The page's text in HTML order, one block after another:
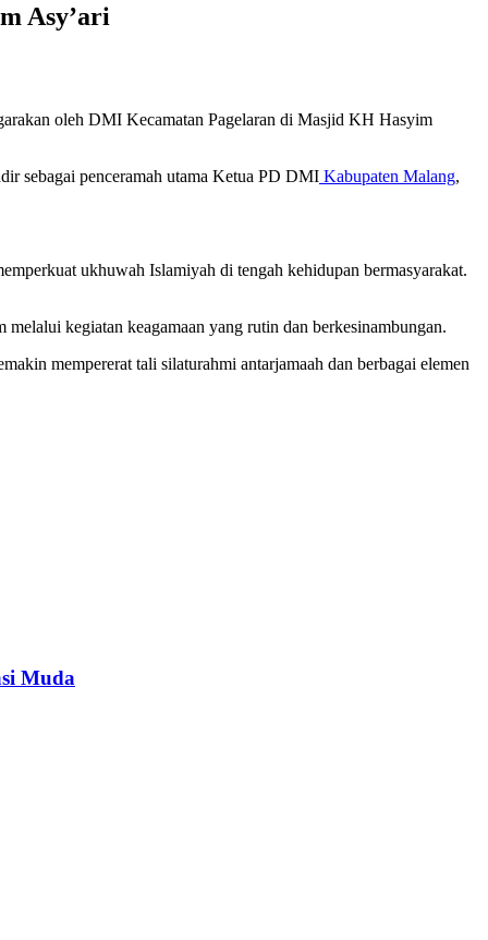
Asy’ari
oleh DMI Kecamatan Pagelaran di Masjid KH Hasyim
sebagai penceramah utama Ketua PD DMI Kabupaten Malang,
ukhuwah Islamiyah di tengah kehidupan bermasyarakat.
kegiatan keagamaan yang rutin dan berkesinambungan.
mempererat tali silaturahmi antarjamaah dan berbagai elemen
Muda